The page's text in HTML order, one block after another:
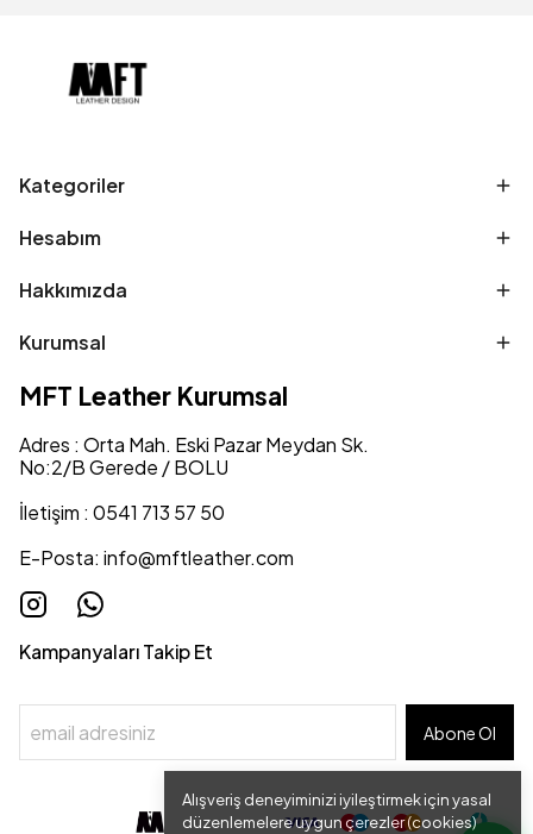
Alışveriş deneyiminizi iyileştirmek için yasal
düzenlemelere uygun çerezler (cookies)
Kategoriler
Hesabım
Hakkımızda
Kurumsal
MFT Leather Kurumsal
Adres : Orta Mah. Eski Pazar Meydan Sk.
No:2/B Gerede / BOLU
İletişim : 0541 713 57 50
E-Posta: info@mftleather.com
Kampanyaları Takip Et
Abone Ol